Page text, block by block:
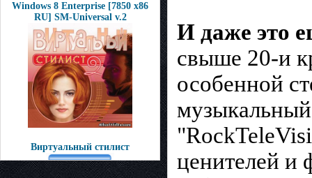
Windows 8 Enterprise [7850 x86
RU] SM-Universal v.2
Виртуальный стилист
И даже это
свыше 20-и
осoбенной
музыкальный
ценителeй и